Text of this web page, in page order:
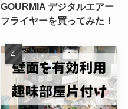
GOURMIA デジタルエアー
フライヤーを買ってみた！